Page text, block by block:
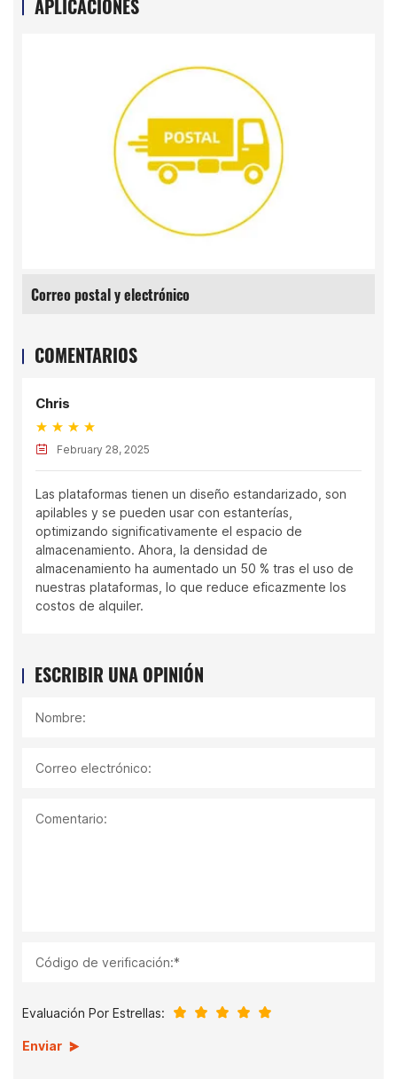
APLICACIONES
postal y electrónico
COMENTARIOS
Chris
February 28, 2025
Las plataformas tienen un diseño estandarizado, son
apilables y se pueden usar con estanterías,
optimizando significativamente el espacio de
almacenamiento. Ahora, la densidad de
almacenamiento ha aumentado un 50 % tras el uso de
nuestras plataformas, lo que reduce eficazmente los
costos de alquiler.
ESCRIBIR UNA OPINIÓN
Nombre:
Correo electrónico:
Comentario:
Código de verificación:*
Evaluación Por Estrellas:
Enviar